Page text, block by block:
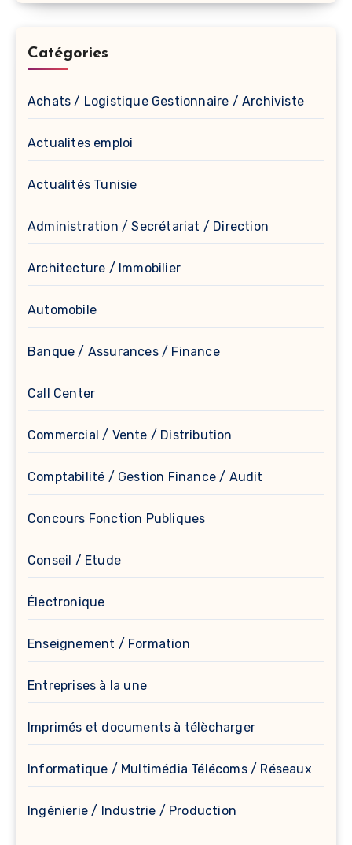
Catégories
Achats / Logistique Gestionnaire / Archiviste
Actualites emploi
Actualités Tunisie
Administration / Secrétariat / Direction
Architecture / Immobilier
Automobile
Banque / Assurances / Finance
Call Center
Commercial / Vente / Distribution
Comptabilité / Gestion Finance / Audit
Concours Fonction Publiques
Conseil / Etude
Électronique
Enseignement / Formation
Entreprises à la une
Imprimés et documents à télècharger
Informatique / Multimédia Télécoms / Réseaux
Ingénierie / Industrie / Production